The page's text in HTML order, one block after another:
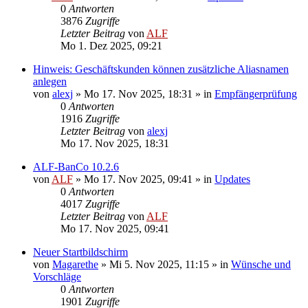
0 Antworten
3876 Zugriffe
Letzter Beitrag von ALF
Mo 1. Dez 2025, 09:21
Hinweis: Geschäftskunden können zusätzliche Aliasnamen
anlegen
von alexj » Mo 17. Nov 2025, 18:31 » in Empfängerprüfung
0 Antworten
1916 Zugriffe
Letzter Beitrag von alexj
Mo 17. Nov 2025, 18:31
ALF-BanCo 10.2.6
von ALF » Mo 17. Nov 2025, 09:41 » in Updates
0 Antworten
4017 Zugriffe
Letzter Beitrag von ALF
Mo 17. Nov 2025, 09:41
Neuer Startbildschirm
von Magarethe » Mi 5. Nov 2025, 11:15 » in Wünsche und
Vorschläge
0 Antworten
1901 Zugriffe